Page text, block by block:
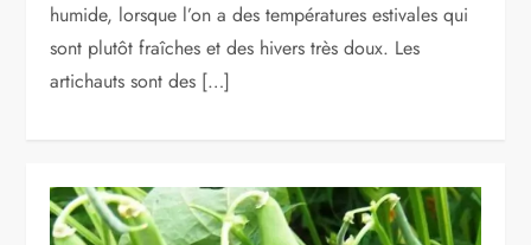
humide, lorsque l’on a des températures estivales qui
sont plutôt fraîches et des hivers très doux. Les
artichauts sont des […]